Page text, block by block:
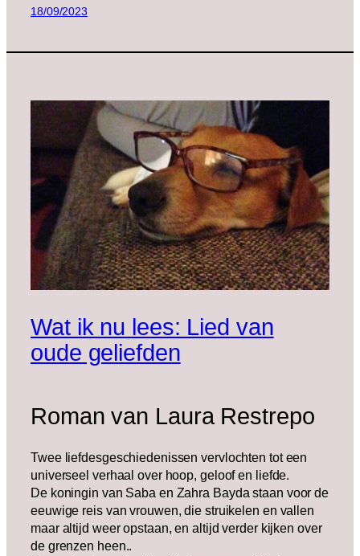
18/09/2023
Wat ik nu lees: Lied van
oude geliefden
Roman van Laura Restrepo
Twee liefdesgeschiedenissen vervlochten tot een
universeel verhaal over hoop, geloof en liefde.
De koningin van Saba en Zahra Bayda staan voor de
eeuwige reis van vrouwen, die struikelen en vallen
maar altijd weer opstaan, en altijd verder kijken over
de grenzen heen..